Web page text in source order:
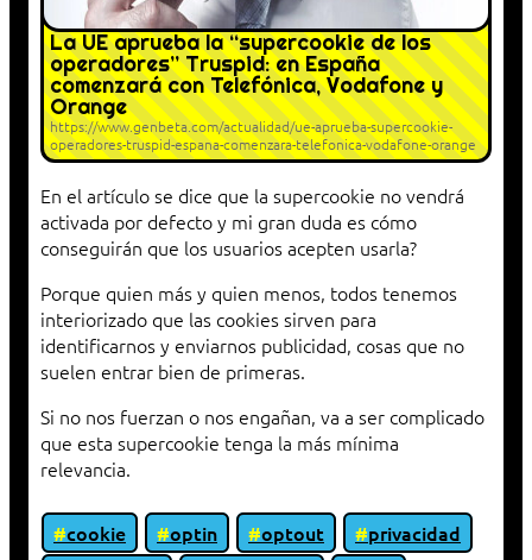
La UE aprueba la “supercookie de los
operadores” Truspid: en España
comenzará con Telefónica, Vodafone y
Orange
https://www.genbeta.com/actualidad/ue-aprueba-supercookie-
operadores-truspid-espana-comenzara-telefonica-vodafone-orange
En el artículo se dice que la supercookie no vendrá
activada por defecto y mi gran duda es cómo
conseguirán que los usuarios acepten usarla?
Porque quien más y quien menos, todos tenemos
interiorizado que las cookies sirven para
identificarnos y enviarnos publicidad, cosas que no
suelen entrar bien de primeras.
Si no nos fuerzan o nos engañan, va a ser complicado
que esta supercookie tenga la más mínima
relevancia.
cookie optin optout
privacidad